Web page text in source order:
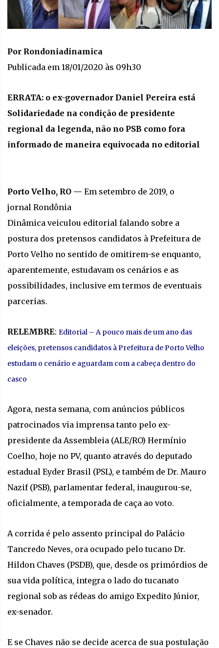
Por Rondoniadinamica
Publicada em 18/01/2020 às 09h30
ERRATA: o ex-governador Daniel Pereira está
Solidariedade na condição de presidente
regional da legenda, não no PSB como fora
informado de maneira equivocada no editorial
Porto Velho, RO — Em setembro de 2019, o
jornal Rondônia
Dinâmica veiculou editorial falando sobre a
postura dos pretensos candidatos à Prefeitura de
Porto Velho no sentido de omitirem-se enquanto,
aparentemente, estudavam os cenários e as
possibilidades, inclusive em termos de eventuais
parcerias.
RELEMBRE: Editorial – A pouco mais de um ano das
eleições, pretensos candidatos à Prefeitura de Porto Velho
estudam o cenário e aguardam com a cabeça dentro do
casco
Agora, nesta semana, com anúncios públicos
patrocinados via imprensa tanto pelo ex-
presidente da Assembleia (ALE/RO) Hermínio
Coelho, hoje no PV, quanto através do deputado
estadual Eyder Brasil (PSL), e também de Dr. Mauro
Nazif (PSB), parlamentar federal, inaugurou-se,
oficialmente, a temporada de caça ao voto.
A corrida é pelo assento principal do Palácio
Tancredo Neves, ora ocupado pelo tucano Dr.
Hildon Chaves (PSDB), que, desde os primórdios de
sua vida política, integra o lado do tucanato
regional sob as rédeas do amigo Expedito Júnior,
ex-senador.
E se Chaves não se decide acerca de sua postulação